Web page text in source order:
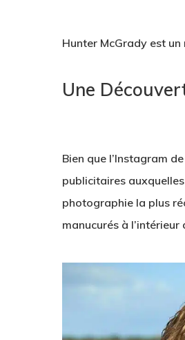
Hunter McGrady est
Une
Bien que l’Instagram
publicitaires
photographie la plus
manucurés à l’intérieur